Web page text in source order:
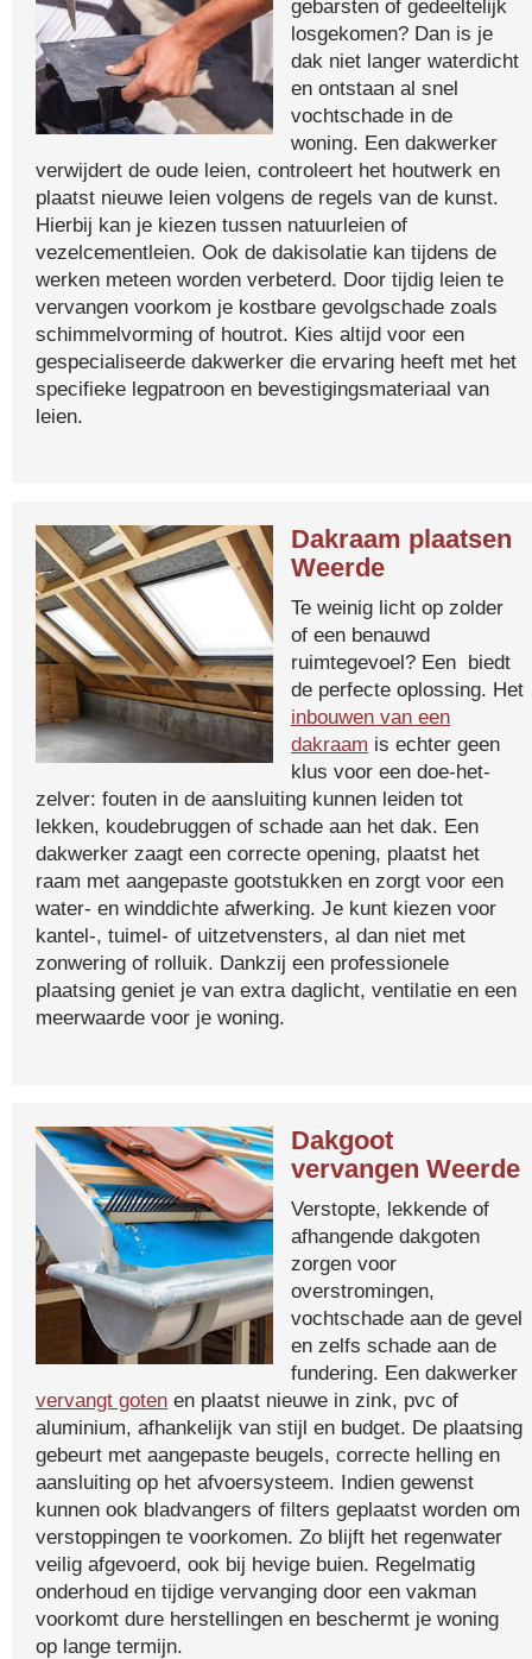
gebarsten of gedeeltelijk
losgekomen? Dan is je
dak niet langer waterdicht
en ontstaan al snel
vochtschade in de
woning. Een dakwerker
verwijdert de oude leien, controleert het houtwerk en
plaatst nieuwe leien volgens de regels van de kunst.
Hierbij kan je kiezen tussen natuurleien of
vezelcementleien. Ook de dakisolatie kan tijdens de
werken meteen worden verbeterd. Door tijdig leien te
vervangen voorkom je kostbare gevolgschade zoals
schimmelvorming of houtrot. Kies altijd voor een
gespecialiseerde dakwerker die ervaring heeft met het
specifieke legpatroon en bevestigingsmateriaal van
leien.
Dakraam plaatsen
Weerde
Te weinig licht op zolder
of een benauwd
ruimtegevoel? Een biedt
de perfecte oplossing. Het
inbouwen van een
dakraam is echter geen
klus voor een doe-het-
zelver: fouten in de aansluiting kunnen leiden tot
lekken, koudebruggen of schade aan het dak. Een
dakwerker zaagt een correcte opening, plaatst het
raam met aangepaste gootstukken en zorgt voor een
water- en winddichte afwerking. Je kunt kiezen voor
kantel-, tuimel- of uitzetvensters, al dan niet met
zonwering of rolluik. Dankzij een professionele
plaatsing geniet je van extra daglicht, ventilatie en een
meerwaarde voor je woning.
Dakgoot
vervangen Weerde
Verstopte, lekkende of
afhangende dakgoten
zorgen voor
overstromingen,
vochtschade aan de gevel
en zelfs schade aan de
fundering. Een dakwerker
vervangt goten en plaatst nieuwe in zink, pvc of
aluminium, afhankelijk van stijl en budget. De plaatsing
gebeurt met aangepaste beugels, correcte helling en
aansluiting op het afvoersysteem. Indien gewenst
kunnen ook bladvangers of filters geplaatst worden om
verstoppingen te voorkomen. Zo blijft het regenwater
veilig afgevoerd, ook bij hevige buien. Regelmatig
onderhoud en tijdige vervanging door een vakman
voorkomt dure herstellingen en beschermt je woning
op lange termijn.